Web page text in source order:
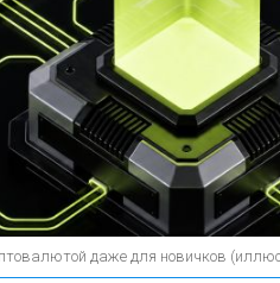
даже для новичков